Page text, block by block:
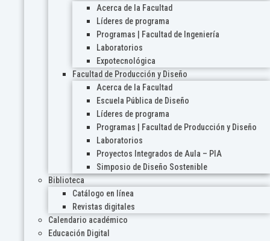
Acerca de la Facultad
Líderes de programa
Programas | Facultad de Ingeniería
Laboratorios
Expotecnológica
Facultad de Producción y Diseño
Acerca de la Facultad
Escuela Pública de Diseño
Líderes de programa
Programas | Facultad de Producción y Diseño
Laboratorios
Proyectos Integrados de Aula – PIA
Simposio de Diseño Sostenible
Biblioteca
Catálogo en línea
Revistas digitales
Calendario académico
Educación Digital